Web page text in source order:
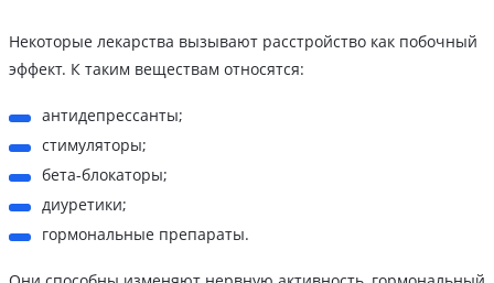
Некоторые лекарства вызывают расстройство как побочный
эффект. К таким веществам относятся:
антидепрессанты;
стимуляторы;
бета-блокаторы;
диуретики;
гормональные препараты.